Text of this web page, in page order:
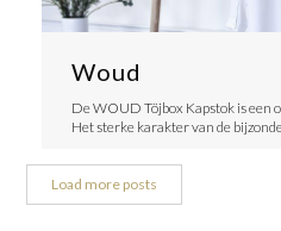
Woud
De WOUD Töjbox Kapstok is een
Het sterke karakter van de
Load more posts